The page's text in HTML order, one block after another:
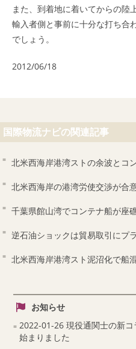
また、到着地に着いてからの陸
輸入者側と事前に十分な打ち合
でしょう。
2012/06/18
国際物流ナビの関連記事
北米西海岸港湾ストの余波とコ
北米西海岸の港湾労使交渉が合
千葉県館山湾でコンテナ船が座
逆石油ショックは貿易取引にプ
北米西海岸港湾スト泥沼化で船
お知らせ
2022-01-26 現役通関士の新コ
始まりました